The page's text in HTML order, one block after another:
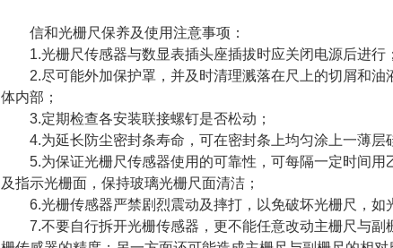
信和光栅尺保养及使用注意事项：
1.光栅尺传感器与数显表插头座插拔时应关闭电源后进行；
2.尽可能外加保护罩，并及时清理溅落在尺上的切屑和油
体内部；
3.定期检查各安装联接螺钉是否松动；
4.为延长防尘密封条寿命，可在密封条上均匀涂上一薄层
5.为保证光栅尺传感器使用的可靠性，可每隔一定时间用
及指示光栅面，保持玻璃光栅尺面清洁；
6.光栅传感器严禁剧烈震动及摔打，以免破坏光栅尺，如
7.不要自行拆开光栅传感器，更不能任意改动主栅尺与副